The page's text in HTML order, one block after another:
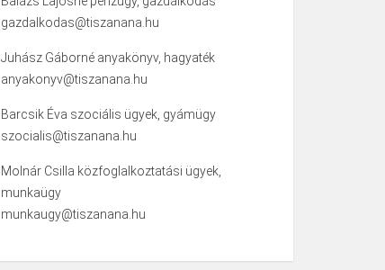
gazdalkodas@tiszanana.hu
Juhász Gáborné anyakönyv, hagyaték
anyakonyv@tiszanana.hu
Barcsik Éva szociális ügyek, gyámügy
szocialis@tiszanana.hu
Molnár Csilla közfoglalkoztatási ügyek,
munkaügy
munkaugy@tiszanana.hu